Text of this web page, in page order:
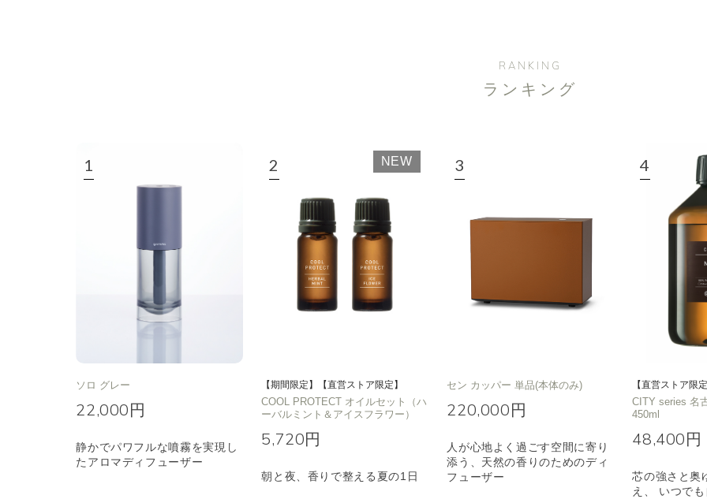
RANKING
ランキング
ソロ グレー
22,000円
静かでパワフルな噴霧を実現し
たアロマディフューザー
NEW
【期間限定】【直営ストア限定】
COOL PROTECT オイルセット（ハ
ーバルミント＆アイスフラワー）
5,720円
朝と夜、香りで整える夏の1日
セン カッパー 単品(本体のみ)
220,000円
人が心地よく過ごす空間に寄り
添う、天然の香りのためのディ
フューザー
【直営ストア限定
CITY series 名
450ml
48,400円
芯の強さと奥
え、 いつで